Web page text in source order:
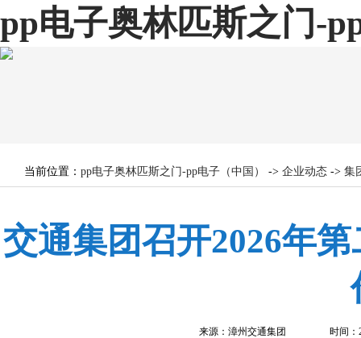
pp电子奥林匹斯之门-
当前位置： pp电子奥林匹斯之门-pp电子（中国） -> 企业动态 -> 集
交通集团召开2026年
来源：漳州交通集团 时间